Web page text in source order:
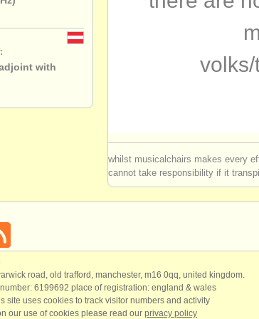
degree courses: baroque
flöte verloren (162)
volks/
whilst musicalchairs makes every
cannot take responsibility if it
with
road, old trafford, manchester, m16 0qq, united kingdom.
​6199692 place of registration: england & wales
site uses cookies to track visitor numbers and activity
our use of cookies please read our privacy policy